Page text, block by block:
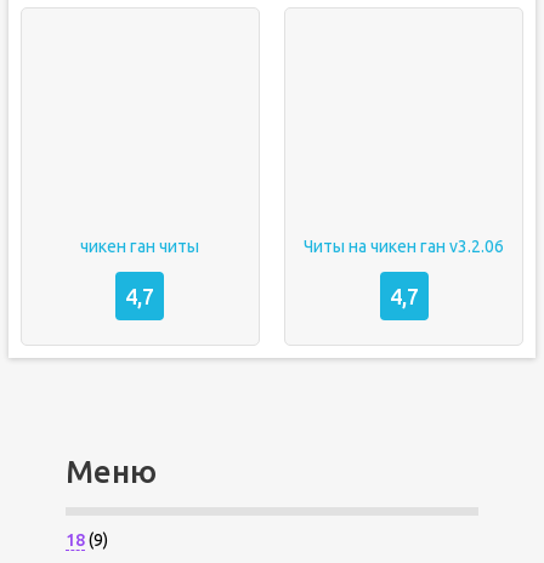
чикен ган читы
4,7
Читы на чикен ган v3.2.06
4,7
Меню
18(9)